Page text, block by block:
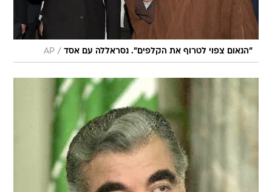
"הנאום צפוי לטרוף את הקלפים". נסראללה עם אסד /
AP